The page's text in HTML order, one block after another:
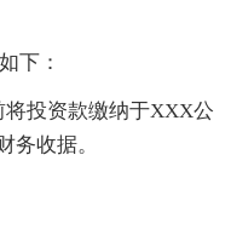
下：
投资款缴纳于XXX公
务收据。